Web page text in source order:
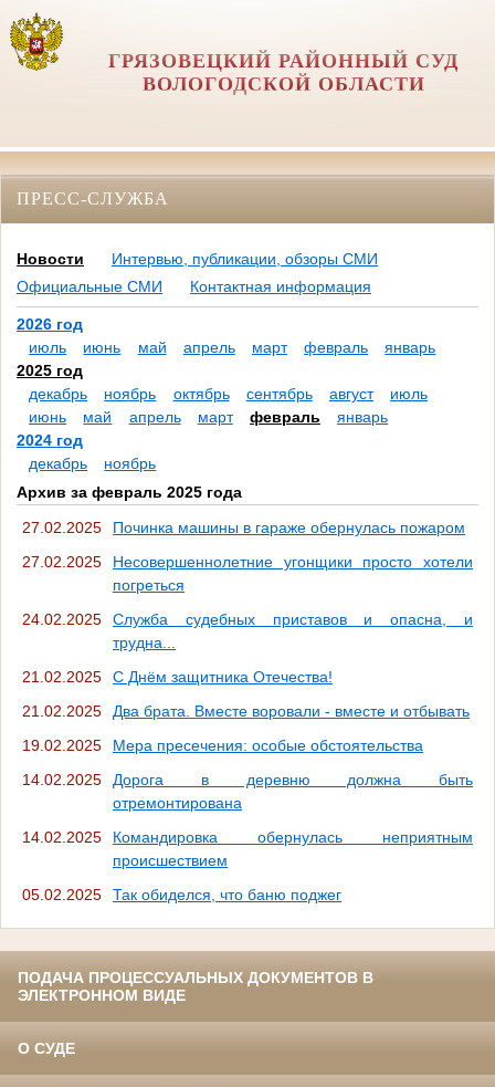
ГРЯЗОВЕЦКИЙ РАЙОННЫЙ СУД
ВОЛОГОДСКОЙ ОБЛАСТИ
ПРЕСС-СЛУЖБА
Новости
Интервью, публикации, обзоры СМИ
Официальные СМИ
Контактная информация
2026 год
июль
июнь май апрель март февраль
январь
2025 год
декабрь
ноябрь октябрь сентябрь август
июль
июнь
май апрель март февраль
январь
2024 год
декабрь
ноябрь
Архив за февраль 2025 года
27.02.2025
Починка машины в гараже обернулась пожаром
27.02.2025
Несовершеннолетние угонщики просто хотели
погреться
24.02.2025
Служба судебных приставов и опасна, и
трудна...
21.02.2025
С Днём защитника Отечества!
21.02.2025
Два брата. Вместе воровали - вместе и отбывать
19.02.2025
Мера пресечения: особые обстоятельства
14.02.2025
Дорога в деревню должна быть
отремонтирована
14.02.2025
Командировка обернулась неприятным
происшествием
05.02.2025
Так обиделся, что баню поджег
ПОДАЧА ПРОЦЕССУАЛЬНЫХ ДОКУМЕНТОВ В
ЭЛЕКТРОННОМ ВИДЕ
О СУДЕ